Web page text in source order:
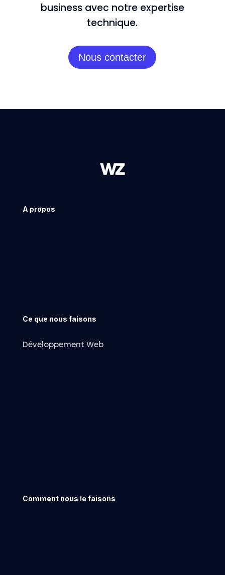
business avec notre expertise
technique.
Nous contacter
A propos
Ce que nous faisons
Développement Web
Comment nous le faisons